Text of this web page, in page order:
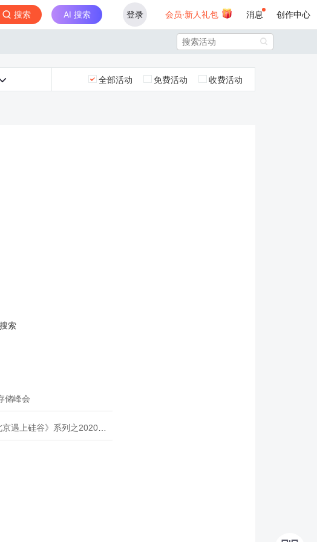
搜索 AI 搜索 登录 会员·新人礼包 消息 创作中心

全部活动 免费活动 收费活动
索
储峰会
硅谷》系列之2020年度开源峰会